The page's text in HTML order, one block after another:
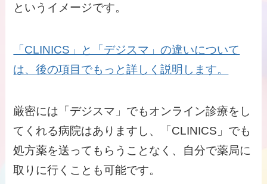
というイメージです。
「CLINICS」と「デジスマ」の違いについて
は、後の項目でもっと詳しく説明します。
厳密には「デジスマ」でもオンライン診療をし
てくれる病院はありますし、「CLINICS」でも
処方薬を送ってもらうことなく、自分で薬局に
取りに行くことも可能です。